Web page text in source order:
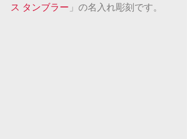
ス タンブラー 」の名入れ彫刻です。